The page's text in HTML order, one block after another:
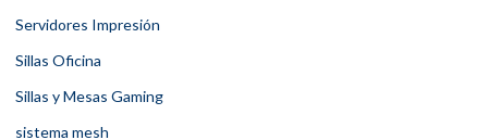
Servidores Impresión
Sillas Oficina
Sillas y Mesas Gaming
sistema mesh